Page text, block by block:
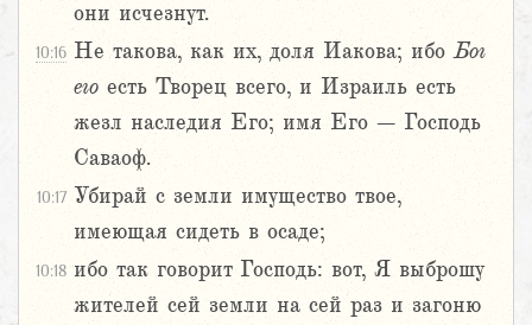
они исчезнут.
10:16 Не такова, как их, доля Иакова; ибоБог
его есть Творец всего, и Израиль есть
жезл наследия Его; имя Его – Господь
Саваоф.
10:17 Убирай с земли имущество твое,
имеющая сидеть в осаде;
10:18 ибо так говорит Господь: вот, Я выброшу
жителей сей земли на сей раз и загоню